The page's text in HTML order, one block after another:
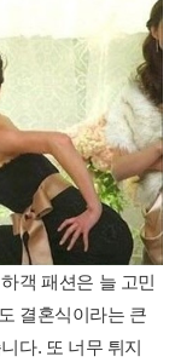
객 패션은 늘 고민
결혼식이라는 큰
다. 또 너무 튀지